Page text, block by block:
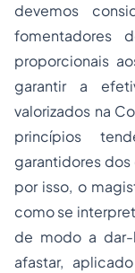
devemos
fomentadores
proporcionais
garantir a
valorizados na
princípios
garantidores
por isso, o
como se
de modo a dar-
afastar,